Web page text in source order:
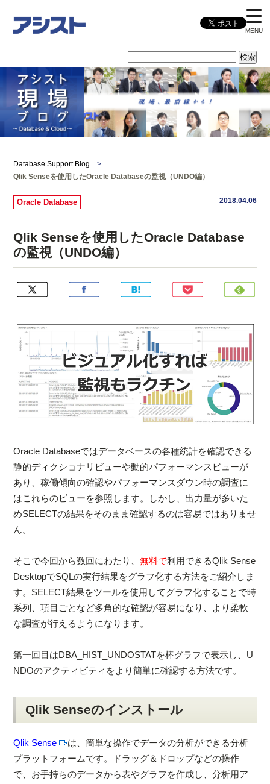
MENU
Database Support Blog
>
Qlik Senseを使用したOracle Databaseの監視（UNDO編）
Oracle Database 2018.04.06
Qlik Senseを使用したOracle Database
の監視（UNDO編）
Oracle Databaseではデータベースの各種統計を確認できる
静的ディクショナリビューや動的パフォーマンスビューが
あり、稼働傾向の確認やパフォーマンスダウン時の調査に
はこれらのビューを参照します。しかし、出力量が多いた
めSELECTの結果をそのまま確認するのは容易ではありませ
ん。
そこで今回から数回にわたり、無料で利用できるQlik Sense
DesktopでSQLの実行結果をグラフ化する方法をご紹介しま
す。SELECT結果をツールを使用してグラフ化することで時
系列、項目ごとなど多角的な確認が容易になり、より柔軟
な調査が行えるようになります。
第一回目はDBA_HIST_UNDOSTATを棒グラフで表示し、U
NDOのアクティビティをより簡単に確認する方法です。
Qlik Senseのインストール
Qlik Sense
は、簡単な操作でデータの分析ができる分析
プラットフォームです。ドラッグ＆ドロップなどの操作
で、お手持ちのデータから表やグラフを作成し、分析用ア